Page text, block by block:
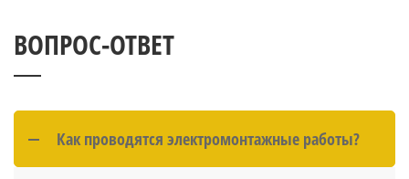
ВОПРОС-ОТВЕТ
Как проводятся электромонтажные работы?